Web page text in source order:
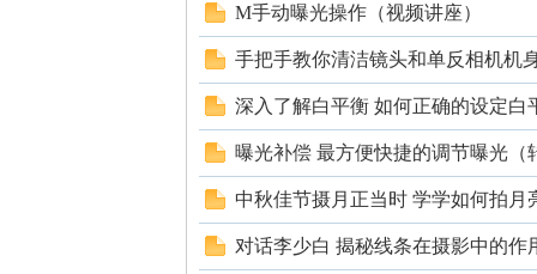
M手动曝光操作（视频讲座）
手把手教你清洁镜头和单反相机机
深入了解白平衡 如何正确的设定白
曝光补偿 最方便快捷的调节曝光（
中秋佳节摄月正当时 学学如何拍月
对话李少白 揭秘线条在摄影中的作